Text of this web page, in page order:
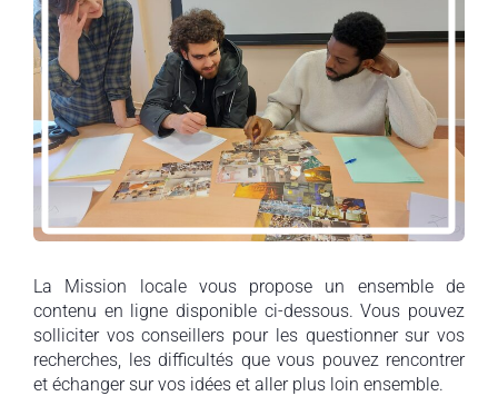
La Mission locale vous propose un ensemble de
contenu en ligne disponible ci-dessous. Vous pouvez
solliciter vos conseillers pour les questionner sur vos
recherches, les difficultés que vous pouvez rencontrer
et échanger sur vos idées et aller plus loin ensemble.